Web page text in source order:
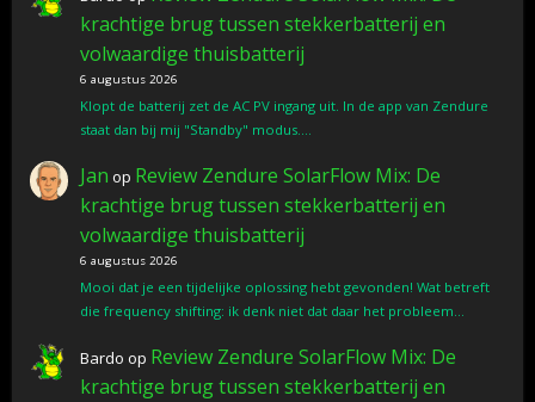
krachtige brug tussen stekkerbatterij en
volwaardige thuisbatterij
6 augustus 2026
Klopt de batterij zet de AC PV ingang uit. In de app van Zendure
staat dan bij mij "Standby" modus.…
Jan op Review Zendure SolarFlow Mix: De
krachtige brug tussen stekkerbatterij en
volwaardige thuisbatterij
6 augustus 2026
Mooi dat je een tijdelijke oplossing hebt gevonden! Wat betreft
die frequency shifting: ik denk niet dat daar het probleem…
Bardo op Review Zendure SolarFlow Mix: De
krachtige brug tussen stekkerbatterij en